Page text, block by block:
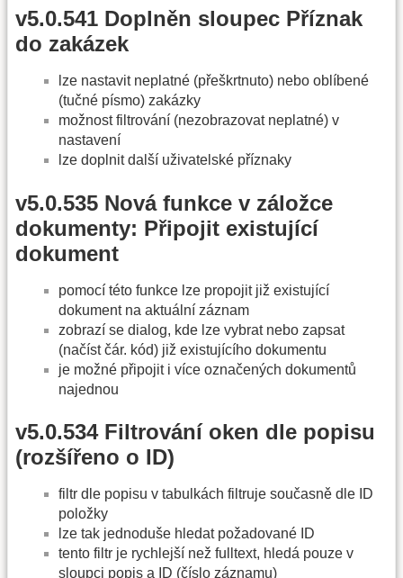
v5.0.541 Doplněn sloupec Příznak
do zakázek
lze nastavit neplatné (přeškrtnuto) nebo oblíbené
(tučné písmo) zakázky
možnost filtrování (nezobrazovat neplatné) v
nastavení
lze doplnit další uživatelské příznaky
v5.0.535 Nová funkce v záložce
dokumenty: Připojit existující
dokument
pomocí této funkce lze propojit již existující
dokument na aktuální záznam
zobrazí se dialog, kde lze vybrat nebo zapsat
(načíst čár. kód) již existujícího dokumentu
je možné připojit i více označených dokumentů
najednou
v5.0.534 Filtrování oken dle popisu
(rozšířeno o ID)
filtr dle popisu v tabulkách filtruje současně dle ID
položky
lze tak jednoduše hledat požadované ID
tento filtr je rychlejší než fulltext, hledá pouze v
sloupci popis a ID (číslo záznamu)